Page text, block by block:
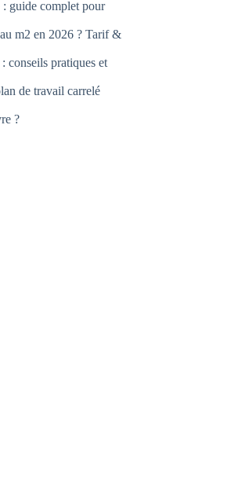
guide complet pour
m2 en 2026 ? Tarif &
conseils pratiques et
de travail carrelé
?